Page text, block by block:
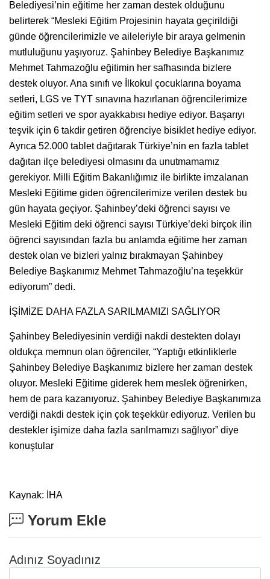
Belediyesi’nin eğitime her zaman destek olduğunu
belirterek “Mesleki Eğitim Projesinin hayata geçirildiği
günde öğrencilerimizle ve aileleriyle bir araya gelmenin
mutluluğunu yaşıyoruz. Şahinbey Belediye Başkanımız
Mehmet Tahmazoğlu eğitimin her safhasında bizlere
destek oluyor. Ana sınıfı ve İlkokul çocuklarına boyama
setleri, LGS ve TYT sınavına hazırlanan öğrencilerimize
eğitim setleri ve spor ayakkabısı hediye ediyor. Başarıyı
teşvik için 6 takdir getiren öğrenciye bisiklet hediye ediyor.
Ayrıca 52.000 tablet dağıtarak Türkiye’nin en fazla tablet
dağıtan ilçe belediyesi olmasını da unutmamamız
gerekiyor. Milli Eğitim Bakanlığımız ile birlikte imzalanan
Mesleki Eğitime giden öğrencilerimize verilen destek bu
gün hayata geçiyor. Şahinbey’deki öğrenci sayısı ve
Mesleki Eğitim deki öğrenci sayısı Türkiye’deki birçok ilin
öğrenci sayısından fazla bu anlamda eğitime her zaman
destek olan ve bizleri yalnız bırakmayan Şahinbey
Belediye Başkanımız Mehmet Tahmazoğlu’na teşekkür
ediyorum” dedi.
İŞİMİZE DAHA FAZLA SARILMAMIZI SAĞLIYOR
Şahinbey Belediyesinin verdiği nakdi destekten dolayı
oldukça memnun olan öğrenciler, “Yaptığı etkinliklerle
Şahinbey Belediye Başkanımız bizlere her zaman destek
oluyor. Mesleki Eğitime giderek hem meslek öğrenirken,
hem de para kazanıyoruz. Şahinbey Belediye Başkanımıza
verdiği nakdi destek için çok teşekkür ediyoruz. Verilen bu
destekler işimize daha fazla sarılmamızı sağlıyor” diye
konuştular
Kaynak: İHA
Yorum Ekle
Adınız Soyadınız